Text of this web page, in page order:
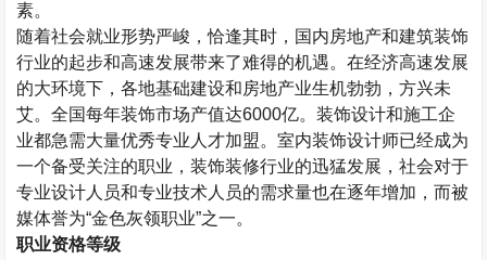
素。
随着社会就业形势严峻，恰逢其时，国内房地产和建筑装饰
行业的起步和高速发展带来了难得的机遇。在经济高速发展
的大环境下，各地基础建设和房地产业生机勃勃，方兴未
艾。全国每年装饰市场产值达6000亿。装饰设计和施工企
业都急需大量优秀专业人才加盟。室内装饰设计师已经成为
一个备受关注的职业，装饰装修行业的迅猛发展，社会对于
专业设计人员和专业技术人员的需求量也在逐年增加，而被
媒体誉为“金色灰领职业”之一。
职业资格等级